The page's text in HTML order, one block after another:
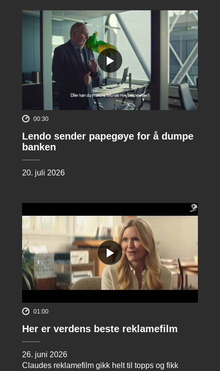
00:30
Lendo sender papegøye for å dumpe
banken
20. juli 2026
01:00
Her er verdens beste reklamefilm
26. juni 2026
Claudes reklamefilm gikk helt til topps og fikk